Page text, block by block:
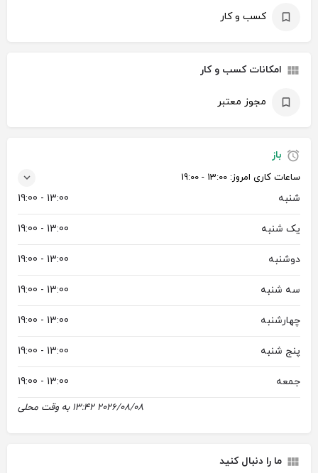
کسب و کار
امکانات کسب و کار
مجوز معتبر
باز
ساعات کاری امروز: 13:00 - 19:00
شنبه 13:00 - 19:00
یک شنبه 13:00 - 19:00
دوشنبه 13:00 - 19:00
سه شنبه 13:00 - 19:00
چهارشنبه 13:00 - 19:00
پنج شنبه 13:00 - 19:00
جمعه 13:00 - 19:00
2026/08/08 13:42 به وقت محلی
ما را دنبال کنید